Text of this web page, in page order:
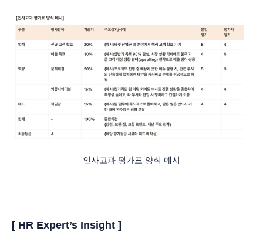
인사고과 평가표 양식 예시
[ HR Expert’s Insight ]